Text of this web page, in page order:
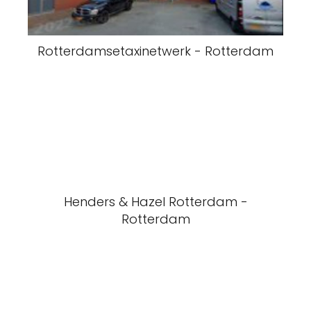
Rotterdamsetaxinetwerk - Rotterdam
Henders & Hazel Rotterdam -
Rotterdam